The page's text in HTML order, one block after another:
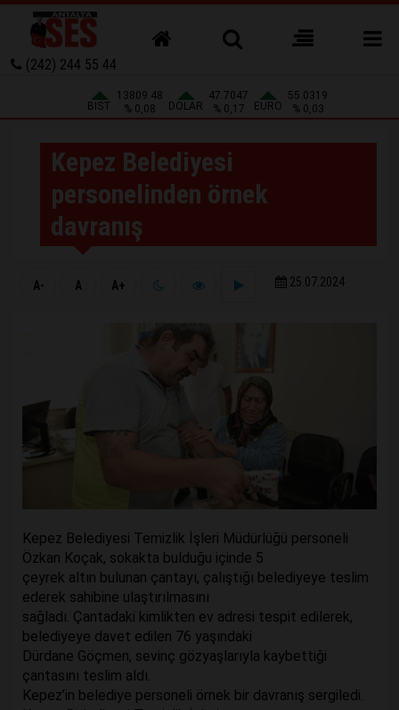
(242) 244 55 44
BIST
13809.48
% 0,08
DOLAR
47.7047
% 0,17
EURO
55.0319
% 0,03
Kepez Belediyesi
personelinden örnek
davranış
A- A A+ 25.07.2024
Kepez Belediyesi Temizlik İşleri Müdürlüğü personeli
Özkan Koçak, sokakta bulduğu içinde 5
çeyrek altın bulunan çantayı, çalıştığı belediyeye teslim
ederek sahibine ulaştırılmasını
sağladı. Çantadaki kimlikten ev adresi tespit edilerek,
belediyeye davet edilen 76 yaşındaki
Dürdane Göçmen, sevinç gözyaşlarıyla kaybettiği
çantasını teslim aldı.
Kepez’in belediye personeli örnek bir davranış sergiledi.